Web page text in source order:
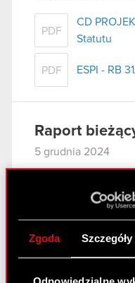
Zgoda Szczegóły
PDF
CD
Statutu
PDF ESPI - RB
Raport
5 grudnia 2024
pozwem
technicznych
Zarząd CD
(również jako